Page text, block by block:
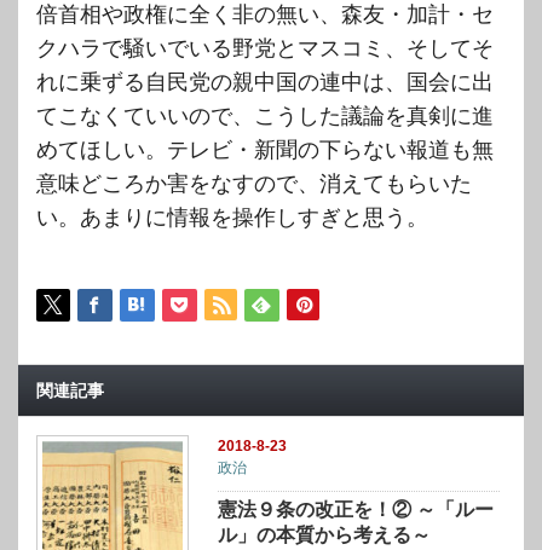
倍首相や政権に全く非の無い、森友・加計・セ
クハラで騒いでいる野党とマスコミ、そしてそ
れに乗ずる自民党の親中国の連中は、国会に出
てこなくていいので、こうした議論を真剣に進
めてほしい。テレビ・新聞の下らない報道も無
意味どころか害をなすので、消えてもらいた
い。あまりに情報を操作しすぎと思う。
関連記事
2018-8-23
政治
憲法９条の改正を！② ～「ルー
ル」の本質から考える～